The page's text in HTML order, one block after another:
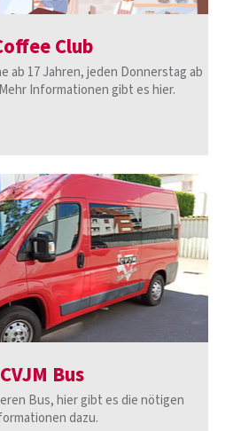
Club
ab 17 Jahren, jeden Donnerstag ab
Informationen gibt es hier.
CVJM Bus
Bus, hier gibt es die nötigen
dazu.